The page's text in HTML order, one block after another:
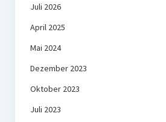
Juli 2026
April 2025
Mai 2024
Dezember 2023
Oktober 2023
Juli 2023